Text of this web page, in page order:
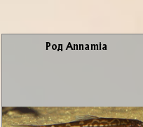
Род Annamia